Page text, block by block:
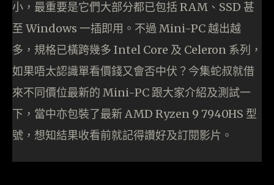
小，最重要是它們大部分都已包括 RAM、SSD 甚
至 Windows 一插即用。不過 Mini-PC 越出越
多，規格已橫跨幾多 Intel Core 及 Celeron 系列，
如果唔太認識單看價錢又會否中伏？今集蛇叔就借
來不同價位最新的 Mini-PC 跟大家介紹及測試一
下，當中亦包裝了最新 AMD Ryzen 9 7940HS 型
號，想知結果收看前就記得讚好及訂閱影片。